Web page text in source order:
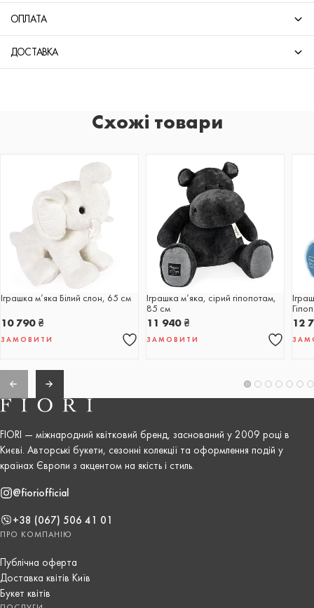
ОПЛАТА
ДОСТАВКА
Схожі товари
Іграшка м’яка Білий слон, 65 см
10 790 ₴
ЗАМОВИТИ
Іграшка м’яка, сірий гіпопотам,
85 см
11 940 ₴
ЗАМОВИТИ
12
FIORI — міжнародний квітковий бренд, заснований у 2009 році в
Києві. Авторські букети, сезонні колекції та оформлення подій у
країнах Європи з акцентом на якість і стиль.
@fioriofficial
+38 (067) 506 41 01
ПРО КОМПАНІЮ
Публічна оферта
Доставка квітів Київ
Букет квітів